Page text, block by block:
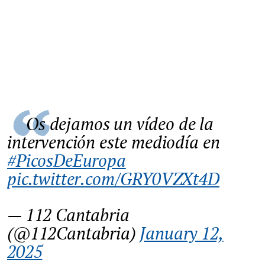
Os dejamos un vídeo de la
intervención este mediodía en
#PicosDeEuropa
pic.twitter.com/GRY0VZXt4D
— 112 Cantabria
(@112Cantabria) January 12,
2025